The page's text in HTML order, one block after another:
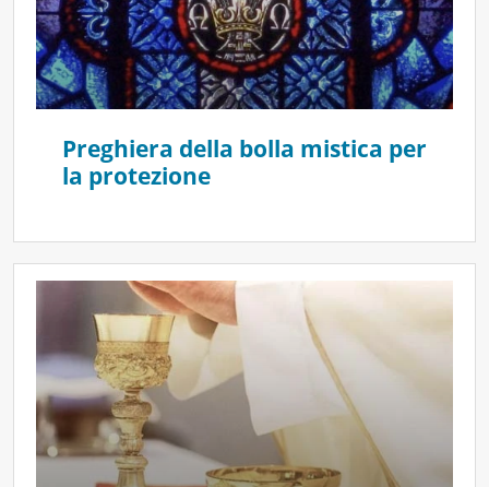
Preghiera della bolla mistica per
la protezione